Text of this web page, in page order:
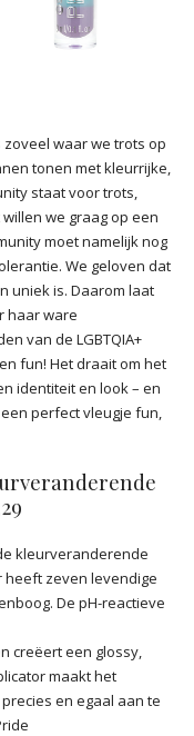
waar we trots op
tonen met kleurrijke,
staat voor trots,
we graag op een
moet namelijk nog
We geloven dat
uniek is. Daarom laat
haar ware
van de LGBTQIA+
fun! Het draait om het
identiteit en look – en
perfect vleugje fun,
kleurveranderende
heeft zeven levendige
De pH-reactieve
creëert een glossy,
maakt het
en egaal aan te